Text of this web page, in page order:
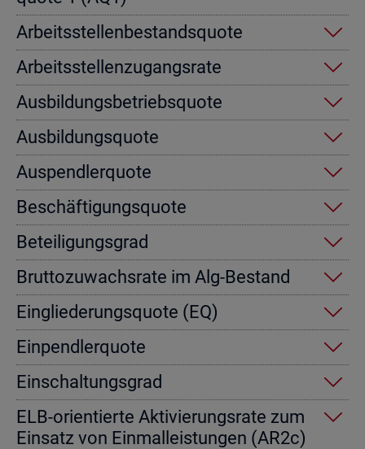
Ar­beits­stel­len­be­stands­quo­te
Ar­beits­stel­len­zu­gangs­ra­te
Aus­bil­dungs­be­triebs­quo­te
Aus­bil­dungs­quo­te
Aus­pend­ler­quo­te
Be­schäf­ti­gungs­quo­te
Be­tei­li­gungs­grad
Brut­to­zu­wachs­ra­te im Alg-Be­stand
Ein­glie­de­rungs­quo­te (EQ)
Ein­pend­ler­quo­te
Ein­schal­tungs­grad
ELB-ori­en­tier­te Ak­ti­vie­rungs­ra­te zum
Ein­satz von Einmal­leis­tun­gen (AR2c)